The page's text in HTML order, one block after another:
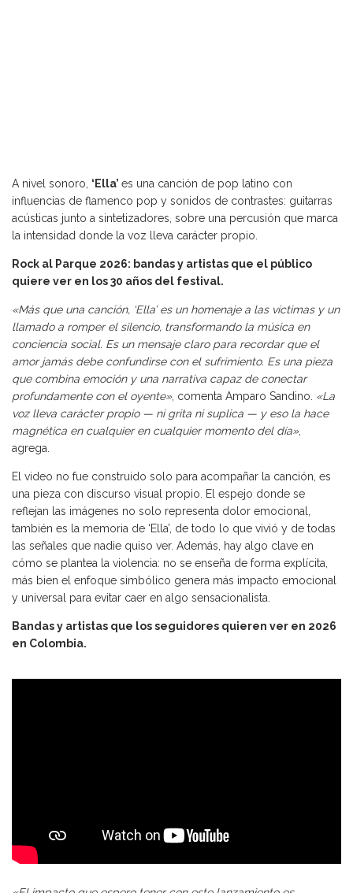
A nivel sonoro, ‘Ella’ es una canción de pop latino con
influencias de flamenco pop y sonidos de contrastes: guitarras
acústicas junto a sintetizadores, sobre una percusión que marca
la intensidad donde la voz lleva carácter propio.
Rock al Parque 2026: bandas y artistas que el público
quiere ver en los 30 años del festival.
«Más que una canción, ‘Ella’ es un homenaje a las víctimas y un
llamado a romper el silencio, transformando la música en
conciencia social. Es un mensaje claro para recordar que el
amor jamás debe confundirse con el sufrimiento. Es una pieza
que combina emoción y una narrativa capaz de conectar
profundamente con el oyente», comenta Amparo Sandino. «La
voz lleva carácter propio — ni grita ni suplica — y eso la hace
magnética en cualquier en cualquier momento del día»,
agrega.
El video no fue construido solo para acompañar la canción, es
una pieza con discurso visual propio. El espejo donde se
reflejan las imágenes no solo representa dolor emocional,
también es la memoria de ‘Ella’, de todo lo que vivió y de todas
las señales que nadie quiso ver. Además, hay algo clave en
cómo se plantea la violencia: no se enseña de forma explícita,
más bien el enfoque simbólico genera más impacto emocional
y universal para evitar caer en algo sensacionalista.
Bandas y artistas que los seguidores quieren ver en 2026
en Colombia.